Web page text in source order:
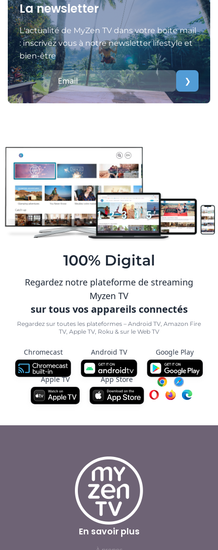
La newsletter
L'actualité de MyZen TV dans votre boite mail
: inscrivez vous à notre newsletter lifestyle et
bien-être
❯
100% Digital
Regardez notre plateforme de streaming
Myzen TV
sur tous vos appareils connectés
Regardez sur toutes les plateformes – Android TV, Amazon Fire
TV, Apple TV, Roku & sur le Web TV
Chromecast Android TV Google Play
Apple TV App Store
En savoir plus